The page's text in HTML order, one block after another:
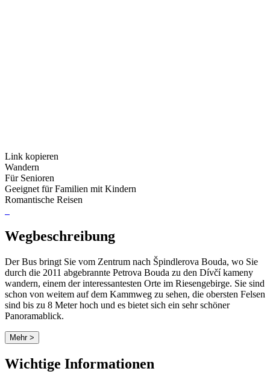
Link kopieren
Wandern
Für Senioren
Geeignet für Familien mit Kindern
Romantische Reisen
Wegbeschreibung
Der Bus bringt Sie vom Zentrum nach Špindlerova Bouda, wo Sie
durch die 2011 abgebrannte Petrova Bouda zu den Dívčí kameny
wandern, einem der interessantesten Orte im Riesengebirge. Sie sind
schon von weitem auf dem Kammweg zu sehen, die obersten Felsen
sind bis zu 8 Meter hoch und es bietet sich ein sehr schöner
Panoramablick.
Mehr >
Wichtige Informationen